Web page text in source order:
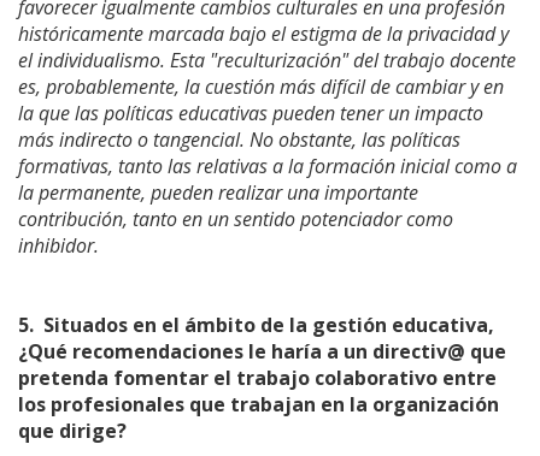
favorecer igualmente cambios culturales en una profesión
históricamente marcada bajo el estigma de la privacidad y
el individualismo. Esta "reculturización" del trabajo docente
es, probablemente, la cuestión más difícil de cambiar y en
la que las políticas educativas pueden tener un impacto
más indirecto o tangencial. No obstante, las políticas
formativas, tanto las relativas a la formación inicial como a
la permanente, pueden realizar una importante
contribución, tanto en un sentido potenciador como
inhibidor.
5. Situados en el ámbito de la gestión educativa,
¿Qué recomendaciones le haría a un directiv@ que
pretenda fomentar el trabajo colaborativo entre
los profesionales que trabajan en la organización
que dirige?